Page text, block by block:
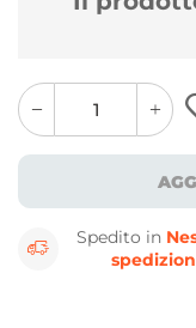
quantity
button
button
Spedito in